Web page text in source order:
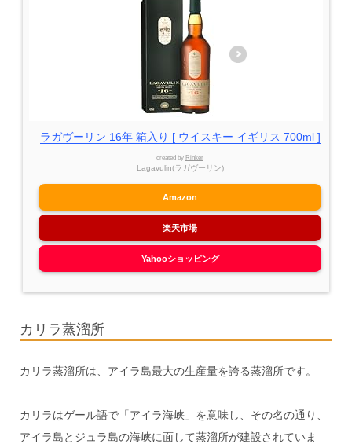
ラガヴーリン 16年 箱入り [ ウイスキー イギリス 700ml ]
created by Rinker
Lagavulin(ラガヴーリン)
Amazon
楽天市場
Yahooショッピング
カリラ蒸溜所
カリラ蒸溜所は、アイラ島最大の生産量を誇る蒸溜所です。
カリラはゲール語で「アイラ海峡」を意味し、その名の通り、
アイラ島とジュラ島の海峡に面して蒸溜所が建設されていま